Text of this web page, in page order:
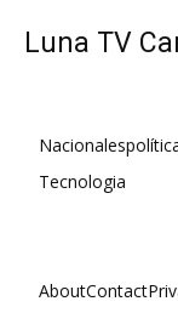
Luna TV
Nacionales
Tecnologia
AboutContact